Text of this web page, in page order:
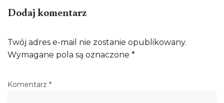
Dodaj komentarz
Twój adres e-mail nie zostanie opublikowany.
Wymagane pola są oznaczone *
Komentarz *